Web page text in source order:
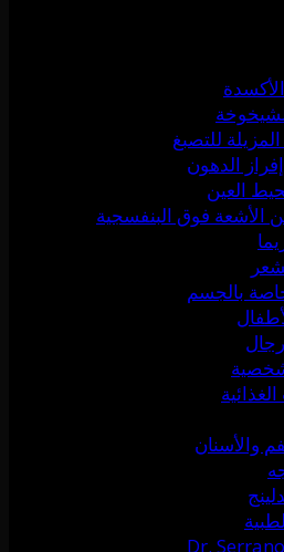
للتصبغ
الدهون
العين
الأشعة فوق البنفسجية
بالجسم
والأسنان